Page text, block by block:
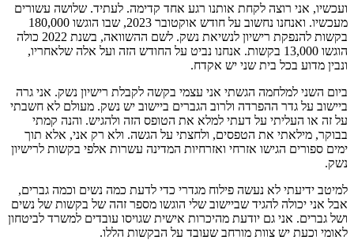
ועכשיו, אני רוצה לקחת אותנו רגע אחד קדימה. לעתיד. שלושה עשורים
מעכשיו. ואנחנו נחשוב על חודש אוקטובר 2023, שבו הוגשו 180,000
בקשות להנפקת רישיון לנשיאת נשק. לשם ההשוואה, בשנת 2022 כולה
הוגשו 13,000 בקשות. אנחנו נביט על החודש הזה ועל אלה שלאחריו,
ונבין מדוע בכל בית שני יש אקדח.
ביום השני למלחמה הגשתי אני עצמי בקשה לקבלת רישיון נשק. אני גרה
ביישוב על גדר ההפרדה ולרוב הגברים ביישוב יש נשק. מעולם לא חשבתי
על זה או העליתי על דעתי למלא את הטופס הזה ולהגיש. והנה קמתי
בבוקר, מילאתי את הטפסים, ולחצתי על הגשה. ולא רק אני, אלא תוך
ימים ספורים הגישו אזרחי ואזרחיות המדינה עשרות אלפי בקשות לרישיון
נשק.
למיטב ידיעתי לא נעשה פילוח מגדרי כדי לדעת כמה נשים וכמה גברים,
אבל אני יכולה להגיד שביישוב שלי הוגשו מספר זהה של בקשות של נשים
ושל גברים. אני גם יודעת מהיכרות אישית שגויסו עובדים למשרד לביטחון
לאומי וכעת יש צוות מורחב שעובד על הבקשות הללו.